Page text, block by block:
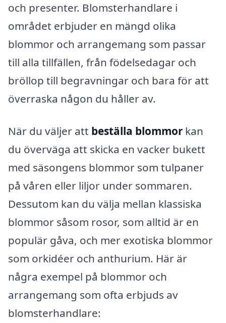
och presenter. Blomsterhandlare i
området erbjuder en mängd olika
blommor och arrangemang som passar
till alla tillfällen, från födelsedagar och
bröllop till begravningar och bara för att
överraska någon du håller av.
När du väljer att beställa blommor kan
du överväga att skicka en vacker bukett
med säsongens blommor som tulpaner
på våren eller liljor under sommaren.
Dessutom kan du välja mellan klassiska
blommor såsom rosor, som alltid är en
populär gåva, och mer exotiska blommor
som orkidéer och anthurium. Här är
några exempel på blommor och
arrangemang som ofta erbjuds av
blomsterhandlare: